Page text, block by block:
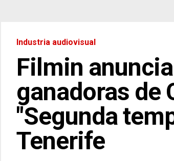
Industria audiovisual
Filmin
ganadoras de
"Segunda
Tenerife